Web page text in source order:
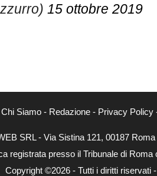
15 ottobre 2019
Chi Siamo- Redazione- Privacy Policy
SRL - Via Sistina 121, 00187
registrata presso il Tribunale di Roma
Copyright ©2026 - Tutti i diritti riservati -